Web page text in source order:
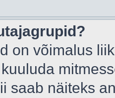
on võimalus
saab näiteks